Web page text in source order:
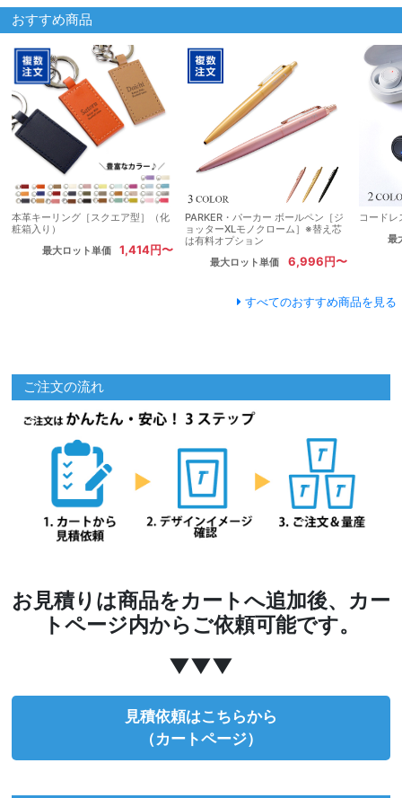
おすすめ商品
本革キーリング［スクエア型］（化
粧箱入り）
最大ロット単価
1,414円〜
PARKER・パーカー ボールペン［ジ
ョッターXLモノクローム］※替え芯
は有料オプション
最大ロット単価
6,996円〜
コードレ
最
すべてのおすすめ商品を見る
ご注文の流れ
お見積りは商品をカートへ追加後、カー
トページ内からご依頼可能です。
▼▼▼
見積依頼はこちらから
（カートページ）